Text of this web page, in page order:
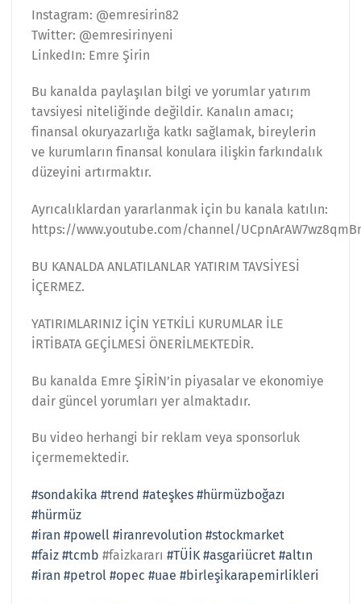
Instagram: @emresirin82
Twitter: @emresirinyeni
LinkedIn: Emre Şirin
Bu kanalda paylaşılan bilgi ve yorumlar yatırım
tavsiyesi niteliğinde değildir. Kanalın amacı;
finansal okuryazarlığa katkı sağlamak, bireylerin
ve kurumların finansal konulara ilişkin farkındalık
düzeyini artırmaktır.
Ayrıcalıklardan yararlanmak için bu kanala katılın:
https://www.youtube.com/channel/
BU KANALDA ANLATILANLAR YATIRIM TAVSİYESİ
İÇERMEZ.
YATIRIMLARINIZ İÇİN YETKİLİ KURUMLAR İLE
İRTİBATA GEÇİLMESİ ÖNERİLMEKTEDİR.
Bu kanalda Emre ŞİRİN’in piyasalar ve ekonomiye
dair güncel yorumları yer almaktadır.
Bu video herhangi bir reklam veya sponsorluk
içermemektedir.
#sondakika #trend #ateşkes #hürmüzboğazı
#hürmüz
#iran #powell #iranrevolution #stockmarket
#faiz #tcmb #faizkararı #TÜİK #asgariücret #altın
#iran #petrol #opec #uae #birleşikarapemirlikleri